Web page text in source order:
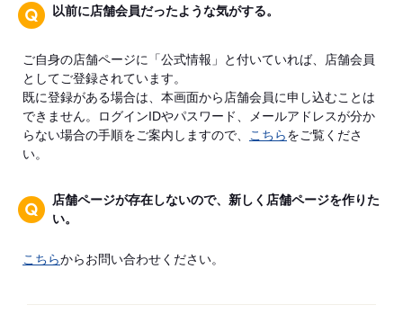
以前に店舗会員だったような気がする。
ご自身の店舗ページに「公式情報」と付いていれば、店舗会員
としてご登録されています。
既に登録がある場合は、本画面から店舗会員に申し込むことは
できません。ログインIDやパスワード、メールアドレスが分か
らない場合の手順をご案内しますので、
こちらをご覧くださ
い。
店舗ページが存在しないので、新しく店舗ページを作りた
い。
こちらからお問い合わせください。